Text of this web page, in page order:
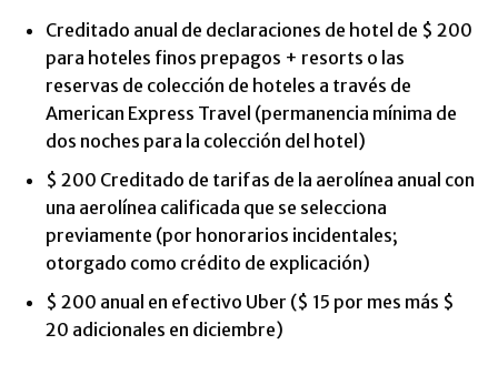
Creditado anual de declaraciones de hotel de $ 200
para hoteles finos prepagos + resorts o las
reservas de colección de hoteles a través de
American Express Travel (permanencia mínima de
dos noches para la colección del hotel)
$ 200 Creditado de tarifas de la aerolínea anual con
una aerolínea calificada que se selecciona
previamente (por honorarios incidentales;
otorgado como crédito de explicación)
$ 200 anual en efectivo Uber ($ 15 por mes más $
20 adicionales en diciembre)